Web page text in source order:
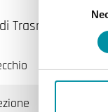
Trasmettitore di